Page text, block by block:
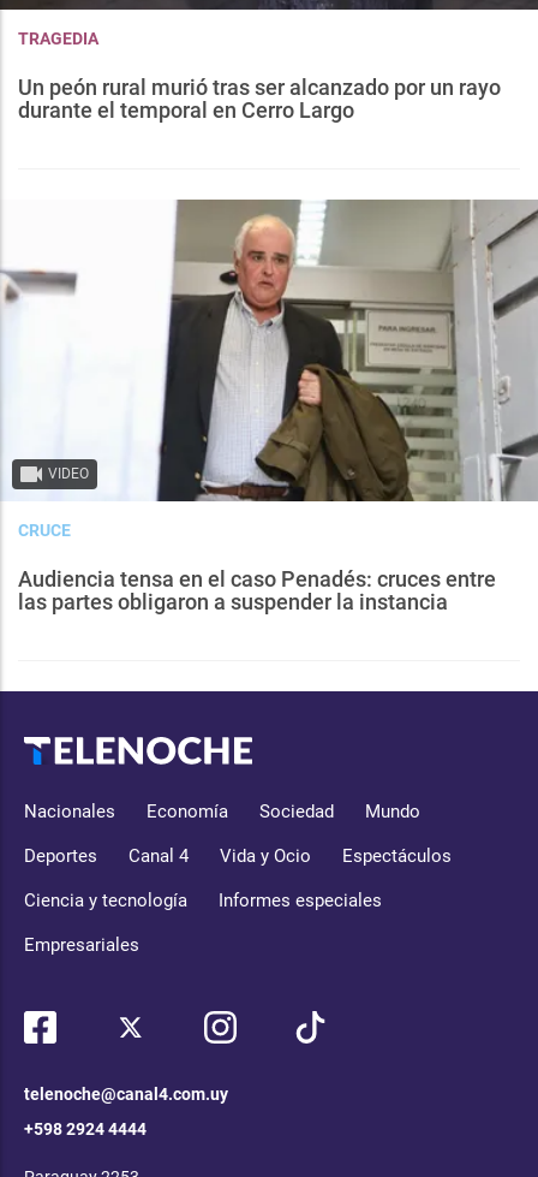
TRAGEDIA
Un peón rural murió tras ser alcanzado por un rayo
durante el temporal en Cerro Largo
VIDEO
CRUCE
Audiencia tensa en el caso Penadés: cruces entre
las partes obligaron a suspender la instancia
Nacionales Economía Sociedad Mundo
Deportes Canal 4 Vida y Ocio Espectáculos
Ciencia y tecnología Informes especiales
Empresariales
telenoche@canal4.com.uy
+598 2924 4444